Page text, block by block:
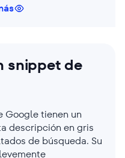
corten.
snippet de
Google tienen un
descripción en gris
de búsqueda. Su